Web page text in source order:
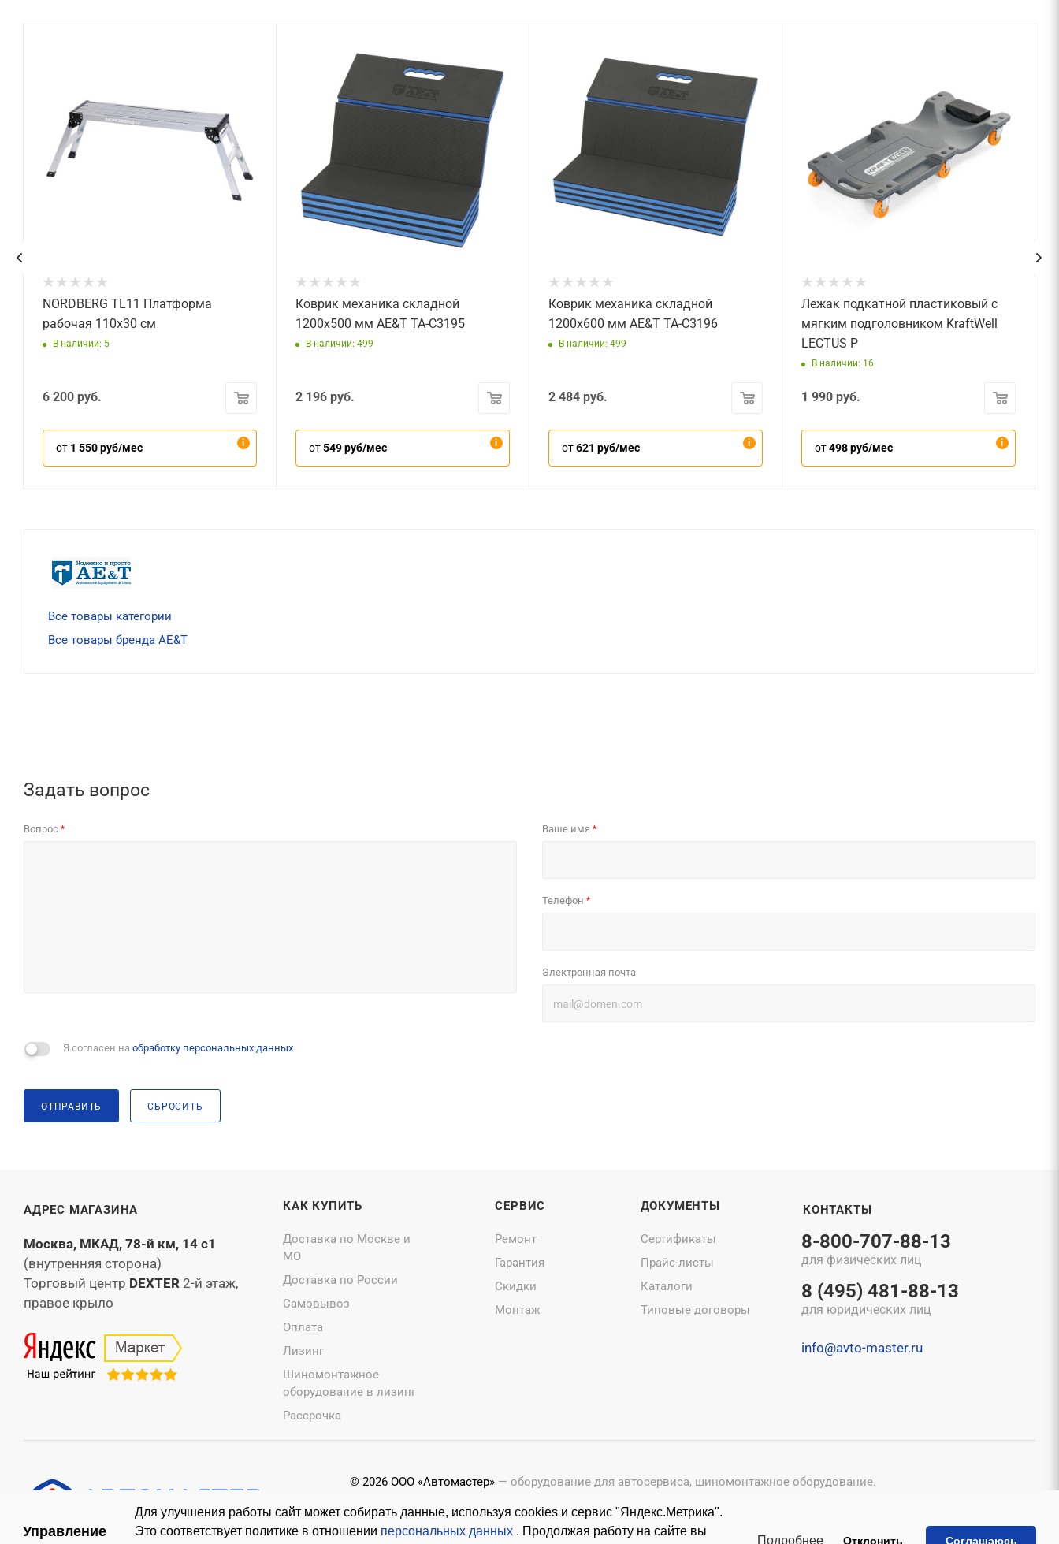
Управление
Для улучшения работы сайт может собирать данные, используя cookies и сервис "Яндекс.Метрика".
Это соответствует политике в отношении персональных данных . Продолжая работу на сайте вы
Подробнее Отклонить Соглашаюсь
NORDBERG TL11 Платформа
рабочая 110x30 см
В наличии: 5
6 200 руб.
от 1 550 руб/мес
Коврик механика складной
1200x500 мм AE&T TA-C3195
В наличии: 499
2 196 руб.
от549 руб/мес
Коврик механика складной
1200x600 мм AE&T TA-C3196
В наличии: 499
2 484 руб.
от621 руб/мес
Лежак подкатной пластиковый с
мягким подголовником KraftWell
LECTUS P
В наличии: 16
1 990 руб.
от498 руб/мес
Все товары категории
Все товары бренда AE&T
Задать вопрос
Вопрос * Ваше имя *
Телефон *
Электронная почта
Я согласен на обработку персональных данных
ОТПРАВИТЬ СБРОСИТЬ
АДРЕС МАГАЗИНА
Москва, МКАД, 78-й км, 14 с1
(внутренняя сторона)
Торговый центр DEXTER 2-й этаж,
правое крыло
КАК КУПИТЬ
Доставка по Москве и
МО
Доставка по России
Самовывоз
Оплата
Лизинг
Шиномонтажное
оборудование в лизинг
Рассрочка
СЕРВИС
Ремонт
Гарантия
Скидки
Монтаж
ДОКУМЕНТЫ
Сертификаты
Прайс-листы
Каталоги
Типовые договоры
КОНТАКТЫ
8-800-707-88-13
для физических лиц
8 (495) 481-88-13
для юридических лиц
info@avto-master.ru
© 2026 ООО «Автомастер» — оборудование для автосервиса, шиномонтажное оборудование.
Копирование материалов с этого сайта возможно только с письменного согласия владельцев.